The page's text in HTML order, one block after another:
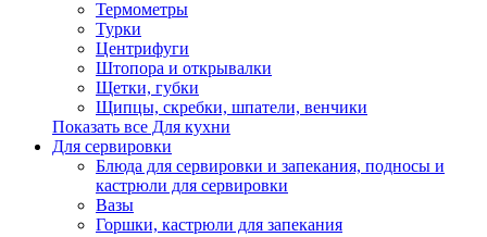
Термометры
Турки
Центрифуги
Штопора и открывалки
Щетки, губки
Щипцы, скребки, шпатели, венчики
Показать все Для кухни
Для сервировки
Блюда для сервировки и запекания, подносы и
кастрюли для сервировки
Вазы
Горшки, кастрюли для запекания